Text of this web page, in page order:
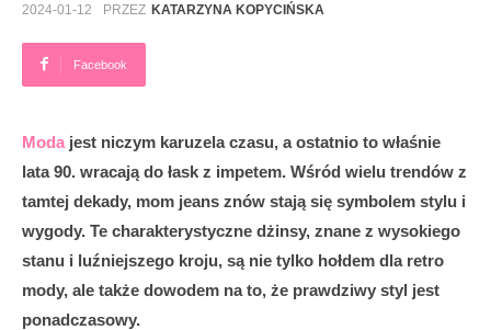
2024-01-12 PRZEZ KATARZYNA KOPYCIŃSKA
Facebook
Moda jest niczym karuzela czasu, a ostatnio to właśnie
lata 90. wracają do łask z impetem. Wśród wielu trendów z
tamtej dekady, mom jeans znów stają się symbolem stylu i
wygody. Te charakterystyczne dżinsy, znane z wysokiego
stanu i luźniejszego kroju, są nie tylko hołdem dla retro
mody, ale także dowodem na to, że prawdziwy styl jest
ponadczasowy.